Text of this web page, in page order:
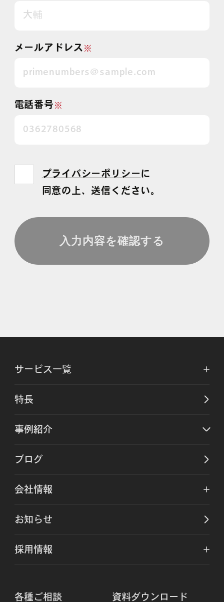
※
メールアドレス
※
電話番号
プライバシーポリシー に
同意の上、送信ください。
サービス一覧
特長
事例紹介
ブログ
会社情報
お知らせ
採用情報
各種ご相談 資料ダウンロード